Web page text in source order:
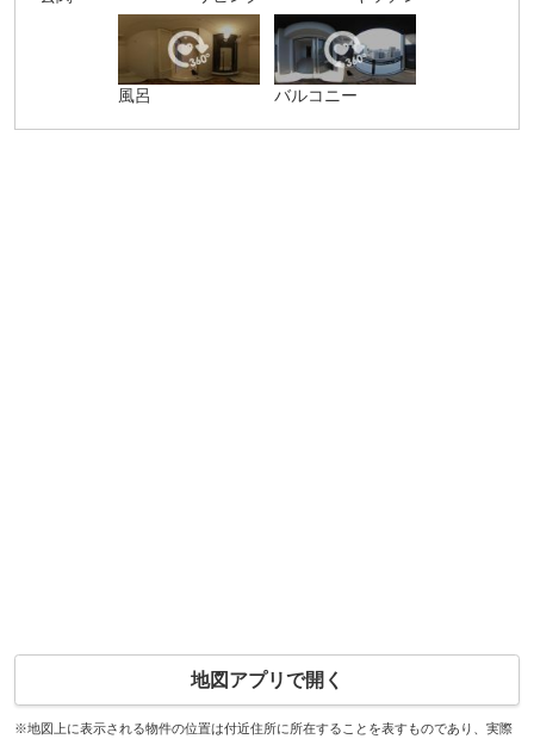
風呂 バルコニー
地図アプリで開く
※地図上に表示される物件の位置は付近住所に所在することを表すものであり、実際